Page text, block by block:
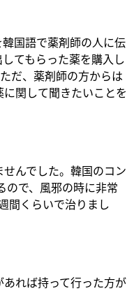
国語で薬剤師の人に伝
てもらった薬を購入し
だ、薬剤師の方からは
関して聞きたいことを
んでした。韓国のコン
ので、風邪の時に非常
間くらいで治りまし
れば持って行った方が